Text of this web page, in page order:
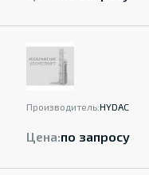
Производитель:HYDAC
Цена:по запросу